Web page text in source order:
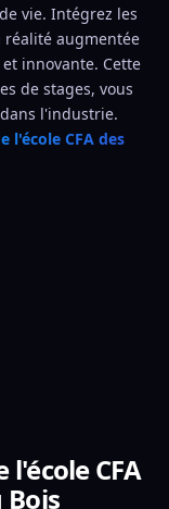
vie. Intégrez les
réalité augmentée
innovante. Cette
de stages, vous
l'industrie.
l'école CFA des
CFA